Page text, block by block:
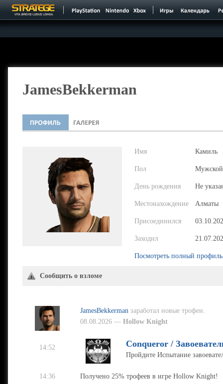
JamesBekkerman
Имя Камиль
Пол Мужской
День рождения Не
Местонахождение Алматы
Присоединился
Заходил
Посмотреть полный профиль
Сообщить о взломе
JamesBekkerman заработал новые трофеи.
08.08.2026 —Hollow Knight
14:52 Conqueror /
Пройдите Испытание
14:36 Получено 25% трофеев в игре Hollow Knight!